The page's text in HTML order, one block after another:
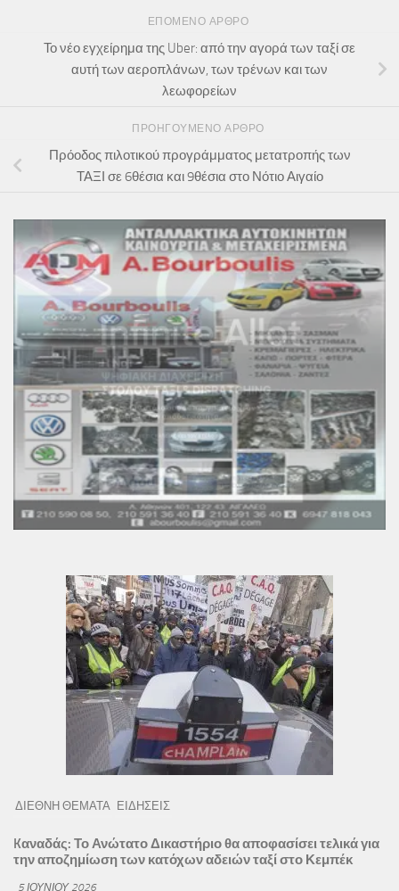
ΕΠΌΜΕΝΟ ΆΡΘΡΟ
Το νέο εγχείρημα της Uber: από την αγορά των ταξί σε
αυτή των αεροπλάνων, των τρένων και των
λεωφορείων
ΠΡΟΗΓΟΎΜΕΝΟ ΆΡΘΡΟ
Πρόοδος πιλοτικού προγράμματος μετατροπής των
ΤΑΞΙ σε 6θέσια και 9θέσια στο Νότιο Αιγαίο
ΔΙΕΘΝΗ ΘΕΜΑΤΑ ΕΙΔΗΣΕΙΣ
Kαναδάς: Το Ανώτατο Δικαστήριο θα αποφασίσει τελικά για
την αποζημίωση των κατόχων αδειών ταξί στο Κεμπέκ
5 ΙΟΥΝΊΟΥ 2026